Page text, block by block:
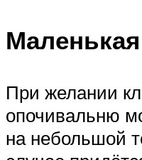
При желании
опочивальню
на небольшой